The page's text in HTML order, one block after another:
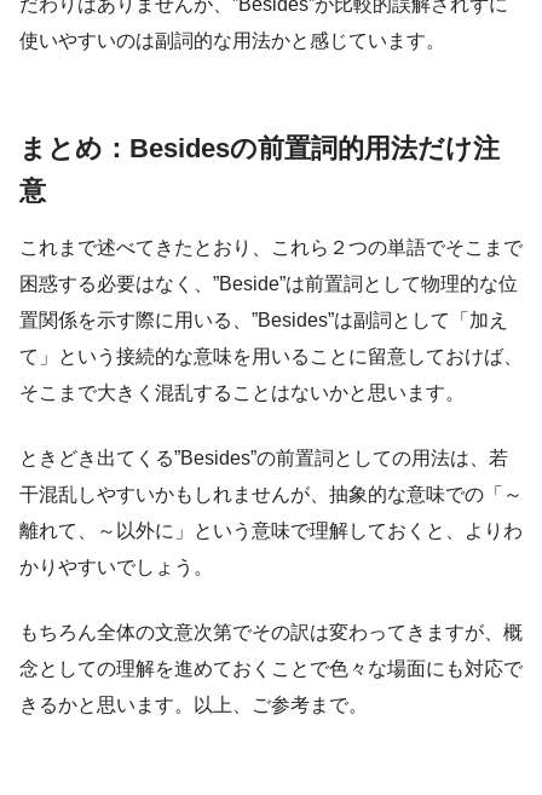
使いやすいのは副詞的な用法かと感じています。
まとめ：Besidesの前置詞的用法だけ注
意
これまで述べてきたとおり、これら２つの単語でそこまで
困惑する必要はなく、”Beside”は前置詞として物理的な位
置関係を示す際に用いる、”Besides”は副詞として「加え
て」という接続的な意味を用いることに留意しておけば、
そこまで大きく混乱することはないかと思います。
ときどき出てくる”Besides”の前置詞としての用法は、若
干混乱しやすいかもしれませんが、抽象的な意味での「～
離れて、～以外に」という意味で理解しておくと、よりわ
かりやすいでしょう。
もちろん全体の文意次第でその訳は変わってきますが、概
念としての理解を進めておくことで色々な場面にも対応で
きるかと思います。以上、ご参考まで。